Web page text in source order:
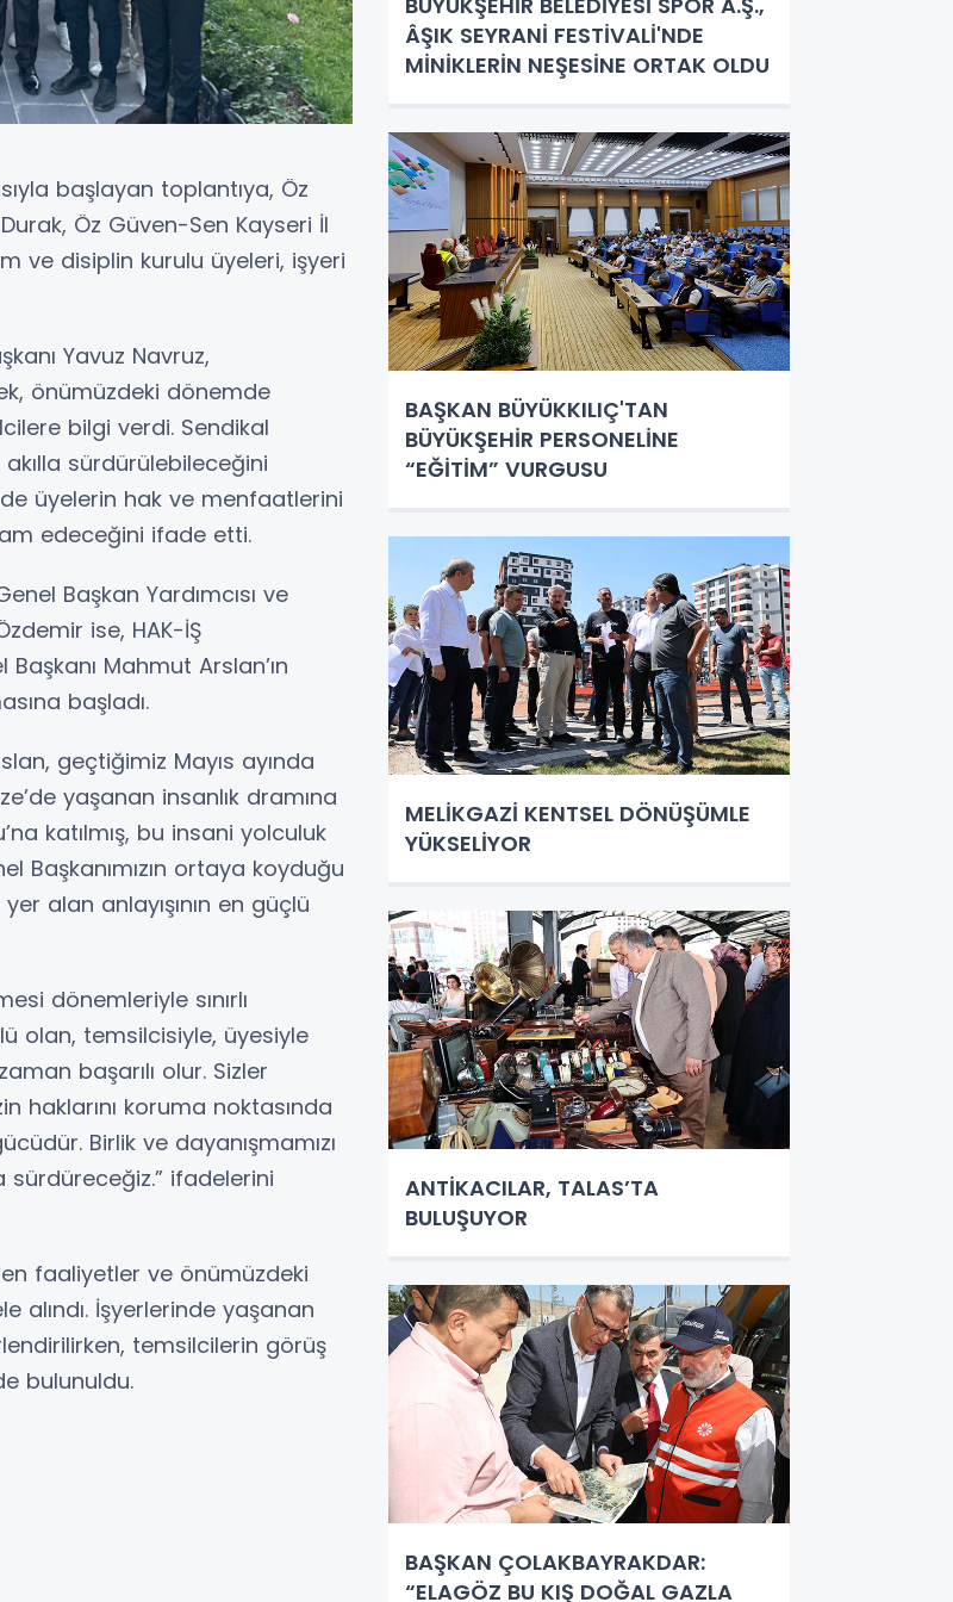
başlayan toplantıya, Öz
Durak, Öz Güven-Sen Kayseri İl
ve disiplin kurulu üyeleri, işyeri
Yavuz Navruz,
önümüzdeki dönemde
bilgi verdi. Sendikal
sürdürülebileceğini
üyelerin hak ve menfaatlerini
edeceğini ifade etti.
Başkan Yardımcısı ve
ise, HAK-İŞ
Mahmut Arslan’ın
başladı.
geçtiğimiz Mayıs ayında
yaşanan insanlık dramına
katılmış, bu insani yolculuk
Başkanımızın ortaya koyduğu
alan anlayışının en güçlü
dönemleriyle sınırlı
olan, temsilcisiyle, üyesiyle
başarılı olur. Sizler
haklarını koruma noktasında
Birlik ve dayanışmamızı
sürdüreceğiz.” ifadelerini
faaliyetler ve önümüzdeki
alındı. İşyerlerinde yaşanan
temsilcilerin görüş
bulunuldu.
ÂŞIK SEYRANİ FESTİVALİ'NDE
MİNİKLERİN NEŞESİNE ORTAK OLDU
BAŞKAN BÜYÜKKILIÇ'TAN
BÜYÜKŞEHİR PERSONELİNE
“EĞİTİM” VURGUSU
MELİKGAZİ KENTSEL DÖNÜŞÜMLE
YÜKSELİYOR
ANTİKACILAR, TALAS’TA
BULUŞUYOR
BAŞKAN ÇOLAKBAYRAKDAR:
“ELAGÖZ BU KIŞ DOĞAL GAZLA